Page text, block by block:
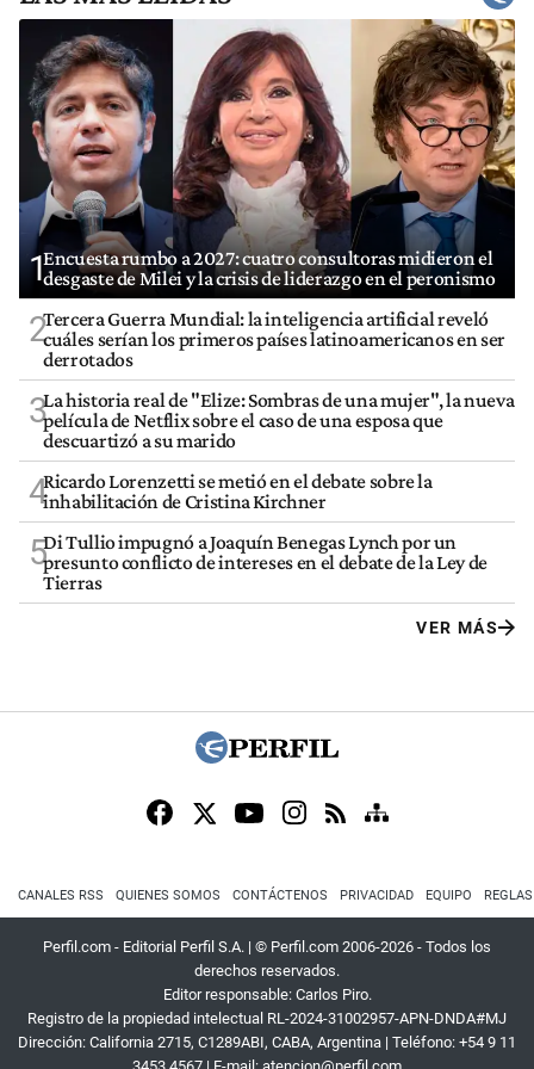
1Encuesta rumbo a 2027: cuatro consultoras midieron el
desgaste de Milei y la crisis de liderazgo en el peronismo
2Tercera Guerra Mundial: la inteligencia artificial reveló
cuáles serían los primeros países latinoamericanos en ser
derrotados
3La historia real de "Elize: Sombras de una mujer", la nueva
película de Netflix sobre el caso de una esposa que
descuartizó a su marido
4Ricardo Lorenzetti se metió en el debate sobre la
inhabilitación de Cristina Kirchner
5Di Tullio impugnó a Joaquín Benegas Lynch por un
presunto conflicto de intereses en el debate de la Ley de
Tierras
VER MÁS
CANALES RSS QUIENES SOMOS CONTÁCTENOS PRIVACIDAD EQUIPO
Perfil.com - Editorial Perfil S.A. | © Perfil.com 2006-2026 - Todos los
derechos reservados.
Editor responsable: Carlos Piro.
Registro de la propiedad intelectual RL-2024-31002957-APN-DNDA#MJ
Dirección: California 2715, C1289ABI, CABA, Argentina | Teléfono: +54 9 11